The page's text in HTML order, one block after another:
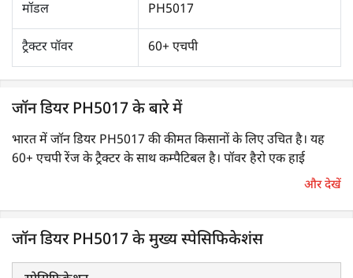
मॉडल PH5017
ट्रैक्टर पॉवर 60+ एचपी
जॉन डियर PH5017 के बारे में
भारत में जॉन डियर PH5017 की कीमत किसानों के लिए उचित है। यह
60+ एचपी रेंज के ट्रैक्टर के साथ कम्पैटिबल है। पॉवर हैरो एक हाई
परफोर्मेंस वाला कृषि उपकरण है, जिसका उपयोग मुख्य रूप से द्वितीयक
एक आदर्श सीड बेड बनाने के लिए मिट्टी को एक समान वितरित करने के
लिए किया जाता है।
और देखें
जॉन डियर PH5017 के मुख्य स्पेसिफिकेशंस